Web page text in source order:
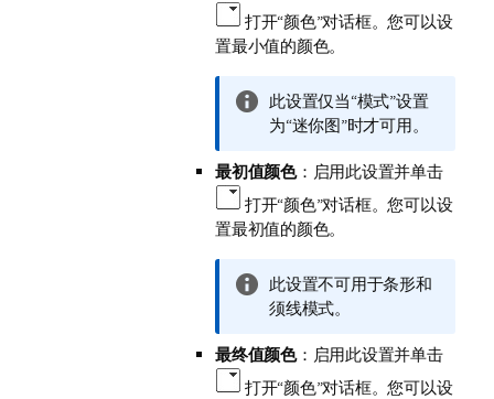
打开“颜色”对话框。您可以设
置最小值的颜色。
信
息
释
此设置仅当“模式”设置
为“迷你图”时才可用。
最初值颜色：启用此设置并单击
打开“颜色”对话框。您可以设
置最初值的颜色。
信
息
释
此设置不可用于条形和
须线模式。
最终值颜色：启用此设置并单击
打开“颜色”对话框。您可以设